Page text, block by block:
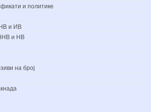
и политике
и ИВ
и НВ
на број